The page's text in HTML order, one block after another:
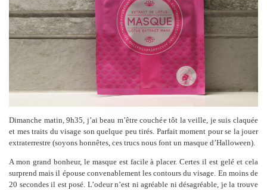
Dimanche matin, 9h35, j’ai beau m’être couchée tôt la veille, je suis claquée
et mes traits du visage son quelque peu tirés. Parfait moment pour se la jouer
extraterrestre (soyons honnêtes, ces trucs nous font un masque d’Halloween).
A mon grand bonheur, le masque est facile à placer. Certes il est gelé et cela
surprend mais il épouse convenablement les contours du visage. En moins de
20 secondes il est posé. L’odeur n’est ni agréable ni désagréable, je la trouve